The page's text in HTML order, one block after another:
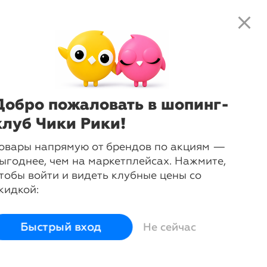
close
пожаловать в шопинг-
Чики Рики!
напрямую от брендов по акциям —
чем на маркетплейсах. Нажмите,
войти и видеть клубные цены со
Быстрый вход Не сейчас
Нажмите, чтобы получить
доступ к клубным предложениям и
Комбинезоны Комплекты